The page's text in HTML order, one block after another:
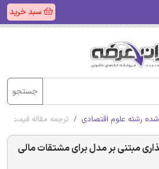
سبد خرید
جستجو
رشته علوم اقتصادی ترجمه مقاله قیمت
مبتنی بر مدل برای مشتقات مالی